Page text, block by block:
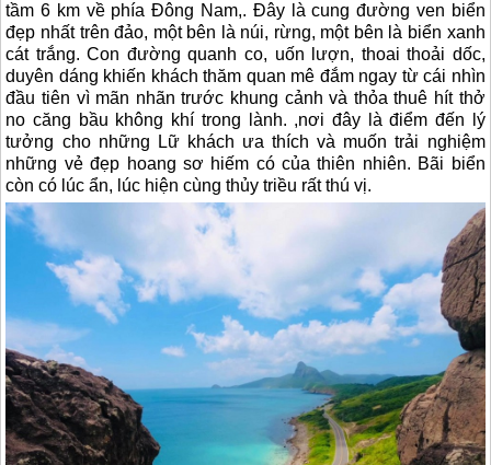
tầm 6 km về phía Đông Nam,. Đây là cung đường ven biển
đẹp nhất trên đảo, một bên là núi, rừng, một bên là biển xanh
cát trắng. Con đường quanh co, uốn lượn, thoai thoải dốc,
duyên dáng khiến khách thăm quan mê đắm ngay từ cái nhìn
đầu tiên vì mãn nhãn trước khung cảnh và thỏa thuê hít thở
no căng bầu không khí trong lành. ,nơi đây là điểm đến lý
tưởng cho những Lữ khách ưa thích và muốn trải nghiệm
những vẻ đẹp hoang sơ hiếm có của thiên nhiên. Bãi biển
còn có lúc ẩn, lúc hiện cùng thủy triều rất thú vị.